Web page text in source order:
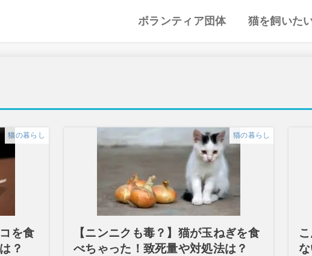
ボランティア団体 猫を飼いた
猫の暮らし
を食
？
猫の暮らし
【ニンニクも毒？】猫が玉ねぎを食
べちゃった！致死量や対処法は？